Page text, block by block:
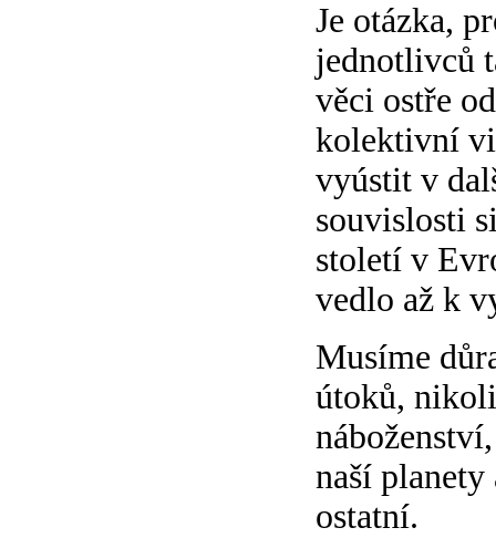
Je otázka,
jednotlivců
věci ostře
kolektivní
vyústit v
souvislosti
století v
vedlo až k
Musíme
útoků,
naší
ostatní.